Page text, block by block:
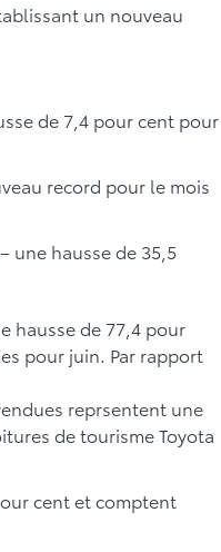
un nouveau
de 7,4 pour cent pour
record pour le mois
une hausse de 35,5
hausse de 77,4 pour
pour juin. Par rapport
reprsentent une
de tourisme Toyota
cent et comptent